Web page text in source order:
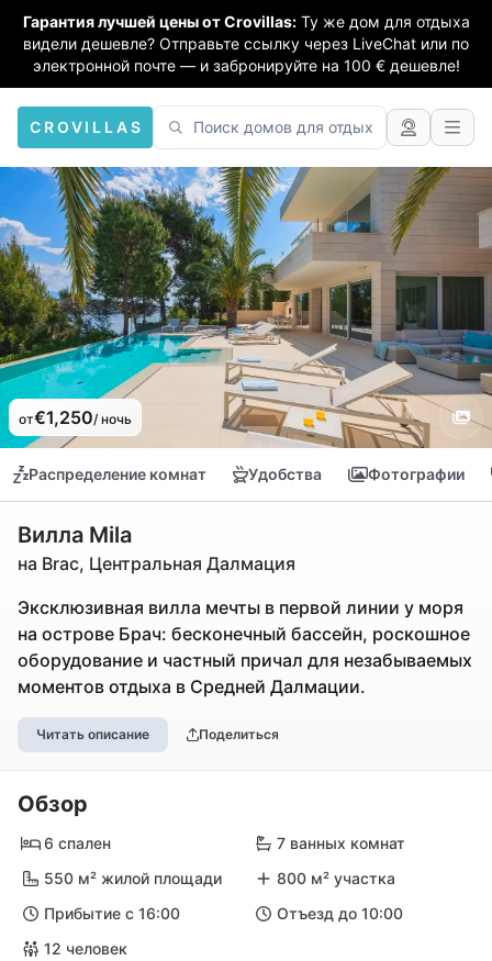
Гарантия лучшей цены от Crovillas: Ту же дом для отдыха
видели дешевле? Отправьте ссылку через LiveChat или по
электронной почте — и забронируйте на 100 € дешевле!
CROVILLAS
от€1,250/ ночь
Распределение комнат Удобства Фотографии
Вилла Mila
на Brac, Центральная Далмация
Эксклюзивная вилла мечты в первой линии у моря
на острове Брач: бесконечный бассейн, роскошное
оборудование и частный причал для незабываемых
моментов отдыха в Средней Далмации.
Читать описание Поделиться
Обзор
6 спален
7 ванных комнат
550 м² жилой площади
800 м² участка
Прибытие с 16:00
Отъезд до 10:00
12 человек